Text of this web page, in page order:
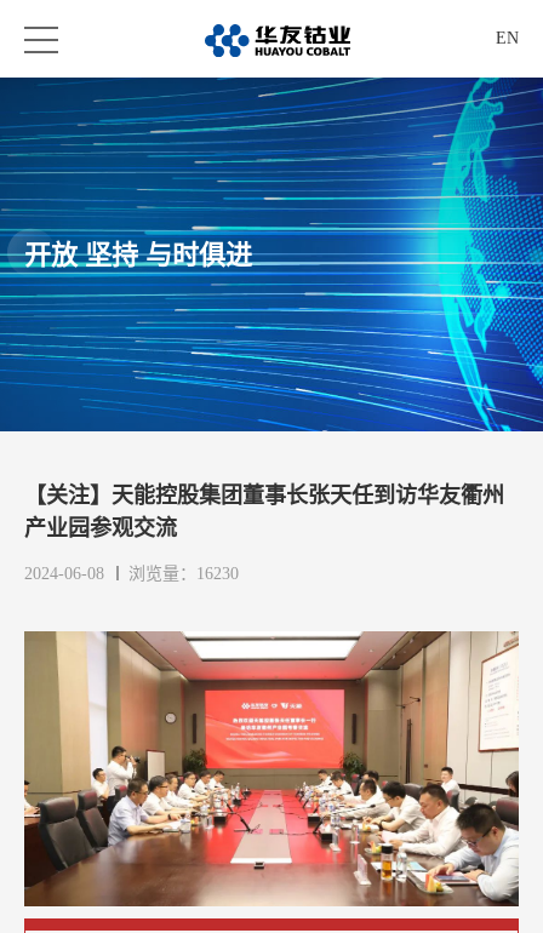
EN
开放 坚持 与时俱进
【关注】天能控股集团董事长张天任到访华友衢州
产业园参观交流
2024-06-08 浏览量：16230